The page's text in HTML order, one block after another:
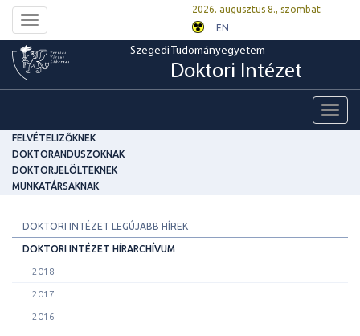
Toggle
navigation
2026. augusztus 8., szombat
EN
Szegedi Tudományegyetem
Doktori Intézet
FELVÉTELIZŐKNEK
DOKTORANDUSZOKNAK
DOKTORJELÖLTEKNEK
MUNKATÁRSAKNAK
DOKTORI INTÉZET LEGÚJABB HÍREK
DOKTORI INTÉZET HÍRARCHÍVUM
2018
2017
2016